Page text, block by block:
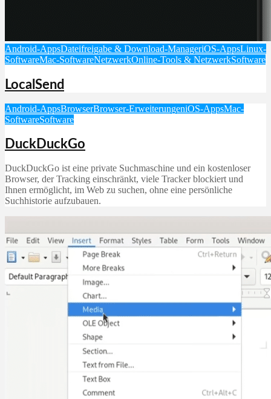
Android-AppsDateifreigabe & Download-ManageriOS-AppsLinux-
SoftwareMac-SoftwareNetzwerkOnline-Tools & NetzwerkSoftware
LocalSend
Android-AppsBrowserBrowser-ErweiterungeniOS-AppsMac-
SoftwareSoftware
DuckDuckGo
DuckDuckGo ist eine private Suchmaschine und ein kostenloser
Browser, der Tracking einschränkt, viele Tracker blockiert und
Ihnen ermöglicht, im Web zu suchen, ohne eine persönliche
Suchhistorie aufzubauen.